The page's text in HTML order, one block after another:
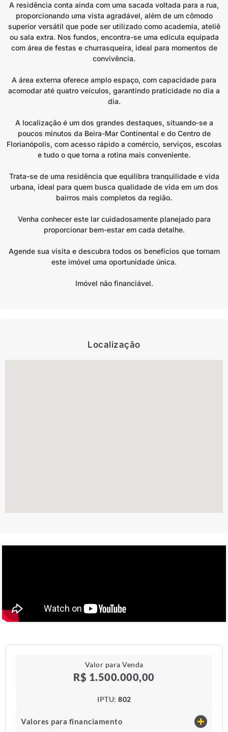
A residência conta ainda com uma sacada voltada para a rua,
proporcionando uma vista agradável, além de um cômodo
superior versátil que pode ser utilizado como academia, ateliê
ou sala extra. Nos fundos, encontra-se uma edícula equipada
com área de festas e churrasqueira, ideal para momentos de
convivência.
A área externa oferece amplo espaço, com capacidade para
acomodar até quatro veículos, garantindo praticidade no dia a
dia.
A localização é um dos grandes destaques, situando-se a
poucos minutos da Beira-Mar Continental e do Centro de
Florianópolis, com acesso rápido a comércio, serviços, escolas
e tudo o que torna a rotina mais conveniente.
Trata-se de uma residência que equilibra tranquilidade e vida
urbana, ideal para quem busca qualidade de vida em um dos
bairros mais completos da região.
Venha conhecer este lar cuidadosamente planejado para
proporcionar bem-estar em cada detalhe.
Agende sua visita e descubra todos os benefícios que tornam
este imóvel uma oportunidade única.
Imóvel não financiável.
Localização
Valor para Venda
R$ 1.500.000,00
IPTU​: 802
Valores para financiamento